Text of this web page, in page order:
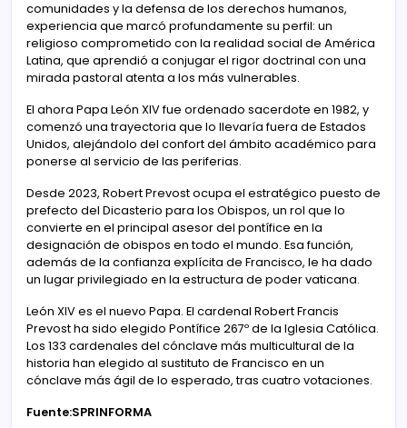
comunidades y la defensa de los derechos humanos,
experiencia que marcó profundamente su perfil: un
religioso comprometido con la realidad social de América
Latina, que aprendió a conjugar el rigor doctrinal con una
mirada pastoral atenta a los más vulnerables.
El ahora Papa León XIV fue ordenado sacerdote en 1982, y
comenzó una trayectoria que lo llevaría fuera de Estados
Unidos, alejándolo del confort del ámbito académico para
ponerse al servicio de las periferias.
Desde 2023, Robert Prevost ocupa el estratégico puesto de
prefecto del Dicasterio para los Obispos, un rol que lo
convierte en el principal asesor del pontífice en la
designación de obispos en todo el mundo. Esa función,
además de la confianza explícita de Francisco, le ha dado
un lugar privilegiado en la estructura de poder vaticana.
León XIV es el nuevo Papa. El cardenal Robert Francis
Prevost ha sido elegido Pontífice 267º de la Iglesia Católica.
Los 133 cardenales del cónclave más multicultural de la
historia han elegido al sustituto de Francisco en un
cónclave más ágil de lo esperado, tras cuatro votaciones.
Fuente:SPRINFORMA